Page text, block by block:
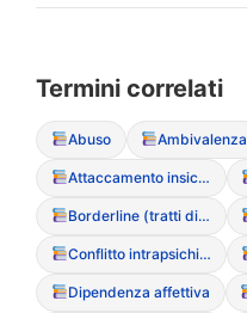
Termini correlati
Abuso Ambivalenza
Attaccamento insicuro-evitante
Borderline (tratti di personalit?)
Conflitto intrapsichico
Dipendenza affettiva